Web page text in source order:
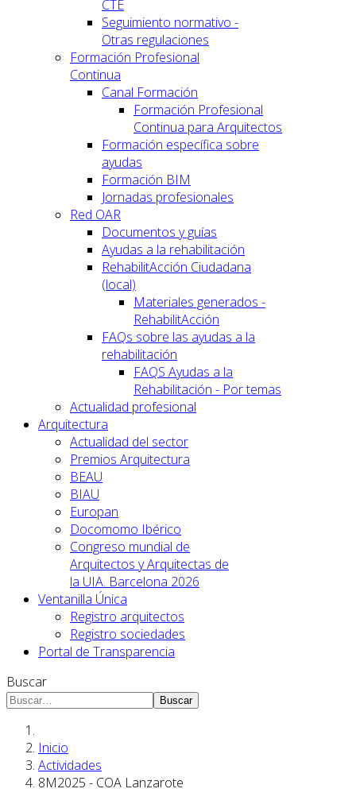
CTE
Seguimiento normativo -
Otras regulaciones
Formación Profesional
Continua
Canal Formación
Formación Profesional
Continua para Arquitectos
Formación específica sobre
ayudas
Formación BIM
Jornadas profesionales
Red OAR
Documentos y guías
Ayudas a la rehabilitación
RehabilitAcción Ciudadana
(local)
Materiales generados -
RehabilitAcción
FAQs sobre las ayudas a la
rehabilitación
FAQS Ayudas a la
Rehabilitación - Por temas
Actualidad profesional
Arquitectura
Actualidad del sector
Premios Arquitectura
BEAU
BIAU
Europan
Docomomo Ibérico
Congreso mundial de
Arquitectos y Arquitectas de
la UIA. Barcelona 2026
Ventanilla Única
Registro arquitectos
Registro sociedades
Portal de Transparencia
Buscar
Buscar
Inicio
Actividades
8M2025 - COA Lanzarote